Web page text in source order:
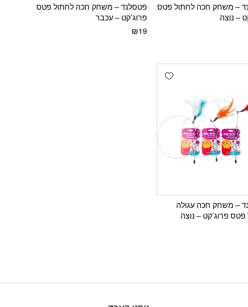
– משחק חכה לחתול פטס
– נוצה
פטסלנד – משחק חכה לחתול פטס
פרוג’קט – עכבר
₪19
Add wishlist
– משחק חכה עגולה
פרוג’קט – נוצה